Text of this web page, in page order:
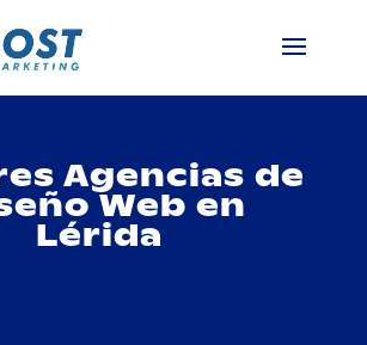
Agencias de
Web en
Lérida